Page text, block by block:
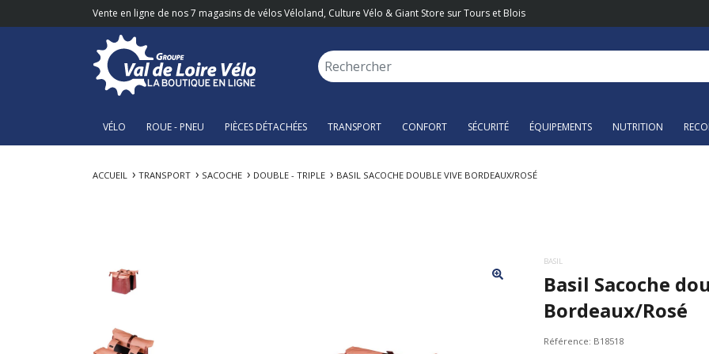
Vente en ligne de nos 7 magasins de vélos Véloland, Culture Vélo & Giant Store sur Tours et Blois
VÉLO ROUE - PNEU PIÈCES DÉTACHÉES TRANSPORT CONFORT SÉCURITÉ ÉQUIPEMENTS NUTRITION
ACCUEIL TRANSPORT SACOCHE DOUBLE - TRIPLE BASIL SACOCHE DOUBLE VIVE BORDEAUX/ROSÉ
BASIL
Basil Sacoche
Bordeaux/Rosé
Référence: B18518